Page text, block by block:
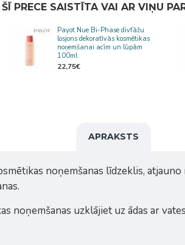
ŠĪ PRECE SAISTĪTA VAI AR VIŅU
Payot Nue Bi-Phase divfāžu
losjons dekoratīvās kosmētikas
noņemšanai acīm un lūpām
100ml
22,75€
APRAKSTS
noņemšanas līdzeklis,
noņemšanas uzklājiet uz ādas ar